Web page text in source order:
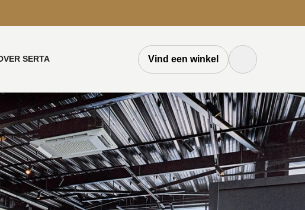
SERTA Vind een winkel
Zoek knop
Zoeken